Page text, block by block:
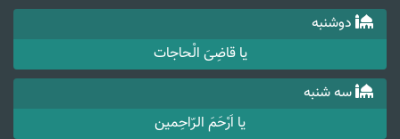
دوشنبه
یا قاضِیَ الْحاجات
سه شنبه
یا اَرْحَمَ الرّاحِمین